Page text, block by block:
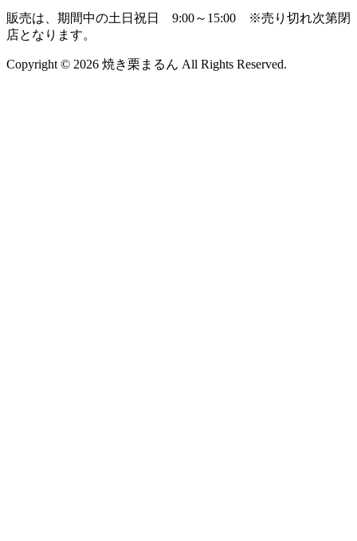
販売は、期間中の土日祝日 9:00～15:00 ※売り切れ次第閉
店となります。
Copyright © 2026 焼き栗まるん All Rights Reserved.